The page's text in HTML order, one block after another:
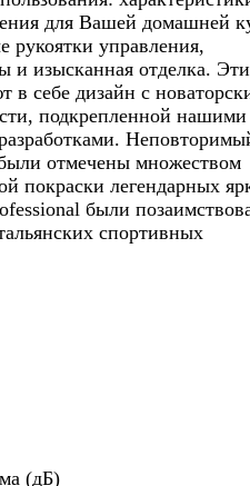
для Вашей домашней
рукоятки управления,
и изысканная отделка. Эти
в себе дизайн с
подкрепленной нашими
отмечены множеством
покраски легендарных
были
спортивных
(дБ)